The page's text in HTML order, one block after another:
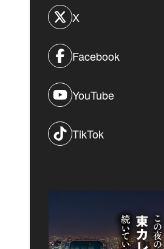
X
Facebook
YouTube
TikTok